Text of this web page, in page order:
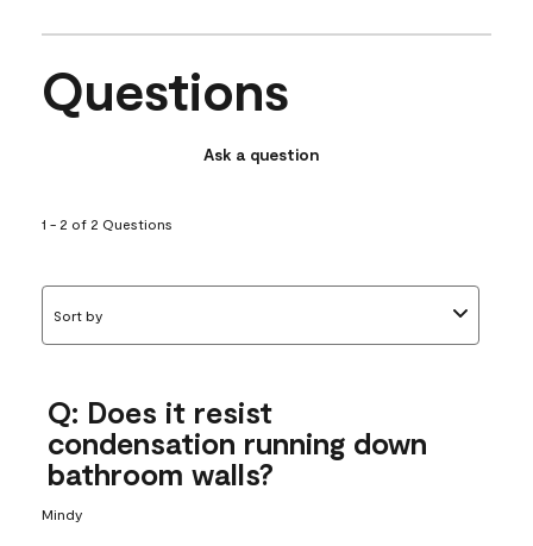
Questions
Ask a question
1 - 2 of 2 Questions
Sort by
Q: Does it resist
condensation running down
bathroom walls?
Mindy